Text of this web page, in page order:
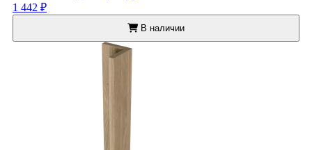
1 442 ₽
В наличии